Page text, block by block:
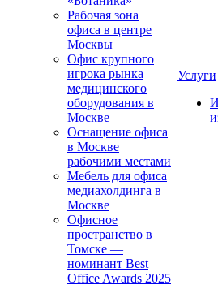
Рабочая зона
офиса в центре
Москвы
Офис крупного
игрока рынка
медицинского
оборудования в
Москве
Оснащение офиса
в Москве
рабочими местами
Мебель для офиса
медиахолдинга в
Москве
Офисное
пространство в
Томске —
номинант Best
Office Awards 2025
Услуги